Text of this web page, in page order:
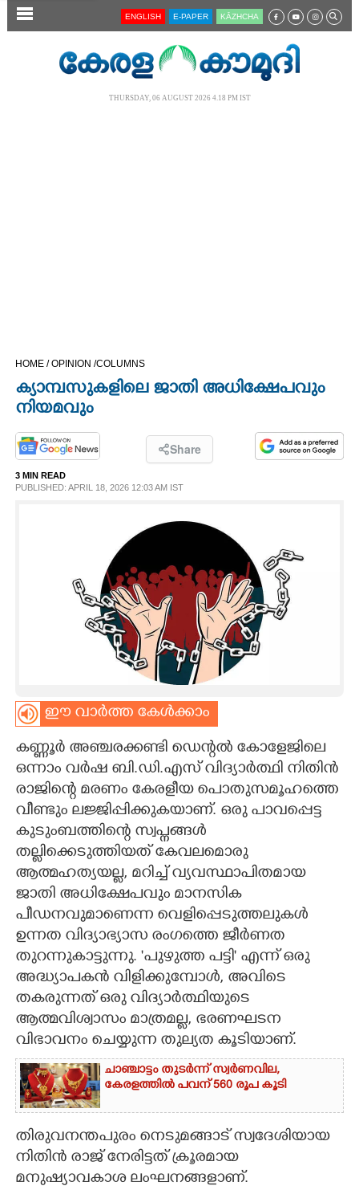
SECTIONS
ASTRO
CARTOONS
LITERATURE
ZOOM
CONTACT US
ENGLISH E-PAPER KĀZHCHA
THURSDAY, 06 AUGUST 2026 4.18 PM IST
HOME /OPINION /COLUMNS
ക്യാമ്പസുകളിലെ ജാതി അധിക്ഷേപവും
നിയമവും
Share
3 MIN READ
PUBLISHED: APRIL 18, 2026 12:03 AM IST
ഈ വാർത്ത കേൾക്കാം
കണ്ണൂർ അഞ്ചരക്കണ്ടി ഡെന്റൽ കോളേജിലെ
ഒന്നാം വർഷ ബി.ഡി.എസ് വിദ്യാർത്ഥി നിതിൻ
രാജിന്റെ മരണം കേരളീയ പൊതുസമൂഹത്തെ
വീണ്ടും ലജ്ജിപ്പിക്കുകയാണ്. ഒരു പാവപ്പെട്ട
കുടുംബത്തിന്റെ സ്വപ്നങ്ങൾ
തല്ലിക്കെടുത്തിയത് കേവലമൊരു
ആത്മഹത്യയല്ല, മറിച്ച് വ്യവസ്ഥാപിതമായ
ജാതി അധിക്ഷേപവും മാനസിക
പീഡനവുമാണെന്ന വെളിപ്പെടുത്തലുകൾ
ഉന്നത വിദ്യാഭ്യാസ രംഗത്തെ ജീർണത
തുറന്നുകാട്ടുന്നു. 'പുഴുത്ത പട്ടി" എന്ന് ഒരു
അദ്ധ്യാപകൻ വിളിക്കുമ്പോൾ, അവിടെ
തകരുന്നത് ഒരു വിദ്യാർത്ഥിയുടെ
ആത്മവിശ്വാസം മാത്രമല്ല, ഭരണഘടന
വിഭാവനം ചെയ്യുന്ന തുല്യത കൂടിയാണ്.
ചാഞ്ചാട്ടം തുടർന്ന് സ്വർണവില,
കേരളത്തിൽ പവന് 560 രൂപ കൂടി
​തിരുവനന്തപുരം നെടുമങ്ങാട് സ്വദേശിയായ
നിതിൻ രാജ് നേരിട്ടത് ക്രൂരമായ
മനുഷ്യാവകാശ ലംഘനങ്ങളാണ്.